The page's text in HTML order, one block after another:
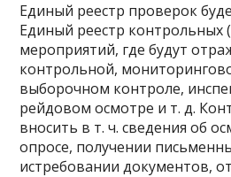
Единый реестр проверок
Единый реестр контрольных
мероприятий, где будут
контрольной,
выборочном контроле,
рейдовом осмотре и т. д.
вносить в т. ч. сведения об
опросе, получении
истребовании документов,